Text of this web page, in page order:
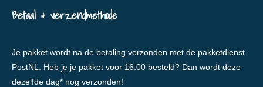
Betaal & verzendmethode
Je pakket wordt na de betaling verzonden met de pakketdienst
PostNL. Heb je je pakket voor 16:00 besteld? Dan wordt deze
dezelfde dag* nog verzonden!